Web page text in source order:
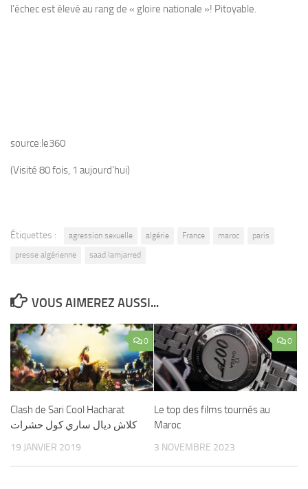
l’échec est élevé au rang de « gloire nationale »! Pitoyable.
source:le360
(Visité 80 fois, 1 aujourd'hui)
Étiquettes : agression sexuelle algérie France maroc
paris
presse algérienne
saad lamjarred
VOUS AIMEREZ AUSSI...
0
Clash de Sari Cool Hacharat
كلاش ديال ساري كول حشرات
19 JANVIER 2019
0
Le top des films tournés au
Maroc
3 NOVEMBRE 2023